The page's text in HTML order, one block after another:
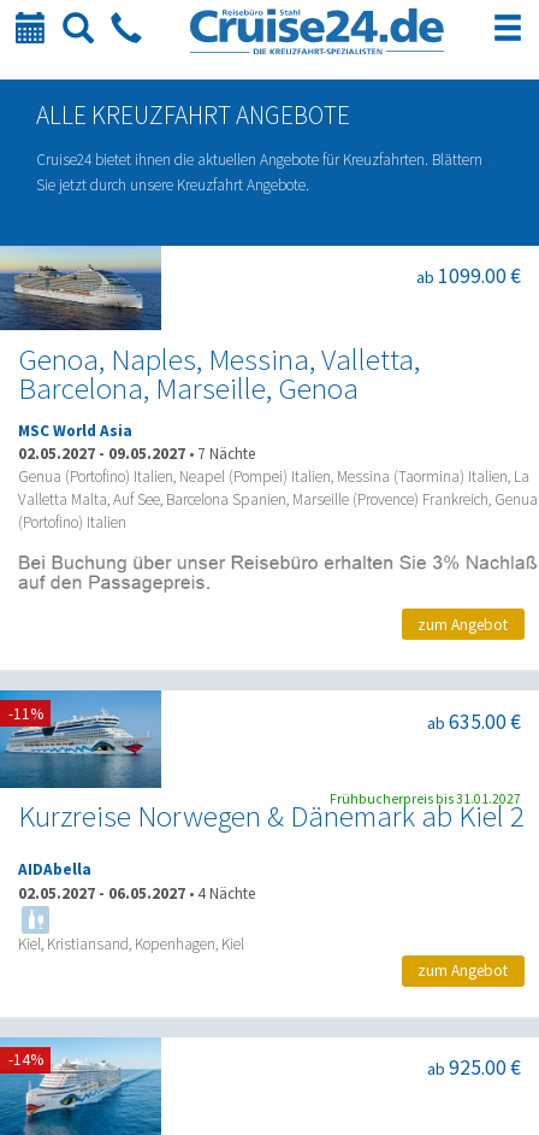
Kalender
SucheTelefon
ALLE KREUZFAHRT ANGEBOTE
Cruise24 bietet ihnen die aktuellen Angebote für Kreuzfahrten. Blättern
Sie jetzt durch unsere Kreuzfahrt Angebote.
Genoa, Naples, Messina, Valletta,
Barcelona, Marseille, Genoa
ab 1099.00 €
MSC World Asia
02.05.2027 - 09.05.2027 • 7 Nächte
Genua (Portofino) Italien, Neapel (Pompei) Italien, Messina (Taormina) Italien, La
Valletta Malta, Auf See, Barcelona Spanien, Marseille (Provence) Frankreich, Genua
(Portofino) Italien
zum Angebot
Kurzreise Norwegen & Dänemark ab Kiel 2
ab 635.00 €
AIDAbella
02.05.2027 - 06.05.2027 •4 Nächte
Kiel, Kristiansand, Kopenhagen, Kiel
-11%
Frühbucherpreis bis 31.01.2027
zum Angebot
ab 925.00 €
-14%